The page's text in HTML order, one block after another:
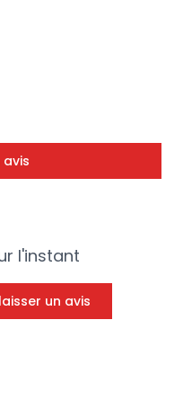
l'instant
un avis
avis